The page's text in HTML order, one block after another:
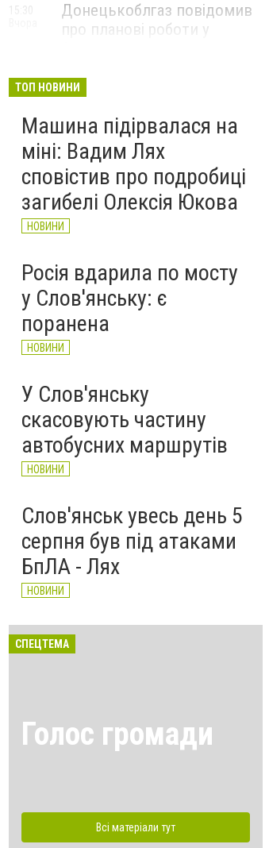
Донецькоблгаз повідомив
про планові роботи у
НОВИНИ
15:30
ТОП НОВИНИ
Машина підірвалася на
міні: Вадим Лях
сповістив про подробиці
загибелі Олексія Юкова
НОВИНИ
Росія вдарила по мосту
у Слов'янську: є
поранена
НОВИНИ
У Слов'янську
скасовують частину
автобусних маршрутів
НОВИНИ
Слов'янськ увесь день 5
серпня був під атаками
БпЛА - Лях
НОВИНИ
СПЕЦТЕМА
Голос громади
Всі матеріали тут